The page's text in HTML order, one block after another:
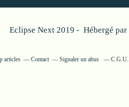
Eclipse Next 2019 - Hébergé par
articles Contact Signaler un abus C.G.U.